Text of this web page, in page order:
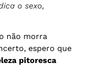
o sexo,
não morra
espero que
pitoresca